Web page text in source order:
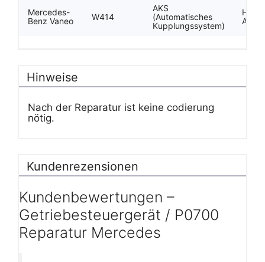
Mercedes-
Benz Vaneo
W414
AKS
(Automatisches
Kupplungssystem)
AKS-
Hinweise
Nach der Reparatur ist keine codierung
nötig.
Kundenrezensionen
Kundenbewertungen –
Getriebesteuergerät / P0700
Reparatur Mercedes